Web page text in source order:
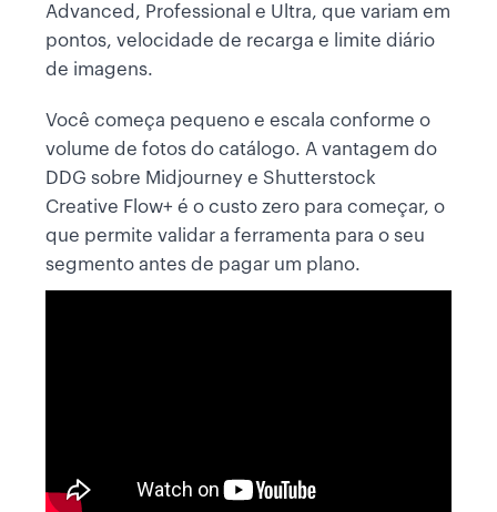
Advanced, Professional e Ultra, que variam em
pontos, velocidade de recarga e limite diário
de imagens.
Você começa pequeno e escala conforme o
volume de fotos do catálogo. A vantagem do
DDG sobre Midjourney e Shutterstock
Creative Flow+ é o custo zero para começar, o
que permite validar a ferramenta para o seu
segmento antes de pagar um plano.